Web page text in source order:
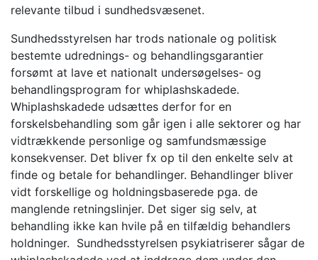
relevante tilbud i sundhedsvæsenet.
Sundhedsstyrelsen har trods nationale og politisk
bestemte udrednings- og behandlingsgarantier
forsømt at lave et nationalt undersøgelses- og
behandlingsprogram for whiplashskadede.
Whiplashskadede udsættes derfor for en
forskelsbehandling som går igen i alle sektorer og har
vidtrækkende personlige og samfundsmæssige
konsekvenser. Det bliver fx op til den enkelte selv at
finde og betale for behandlinger. Behandlinger bliver
vidt forskellige og holdningsbaserede pga. de
manglende retningslinjer. Det siger sig selv, at
behandling ikke kan hvile på en tilfældig behandlers
holdninger. Sundhedsstyrelsen psykiatriserer sågar de